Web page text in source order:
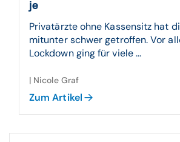
je
Privatärzte ohne Kassensitz hat
mitunter schwer getroffen. Vor
Lockdown ging für viele ...
| Nicole Graf
Zum Artikel